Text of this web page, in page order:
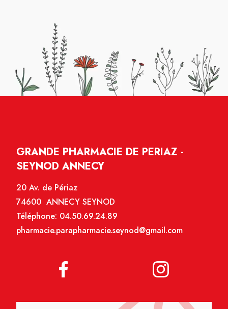
GRANDE PHARMACIE DE PERIAZ -
SEYNOD ANNECY
20 Av. de Périaz
74600 ANNECY SEYNOD
Téléphone: 04.50.69.24.89
pharmacie.parapharmacie.seynod@gmail.com